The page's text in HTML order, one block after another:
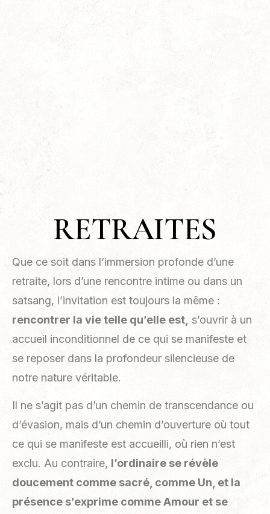
RETRAITES
Que ce soit dans l’immersion profonde d’une
retraite, lors d’une rencontre intime ou dans un
satsang, l’invitation est toujours la même :
rencontrer la vie telle qu’elle est, s’ouvrir à un
accueil inconditionnel de ce qui se manifeste et
se reposer dans la profondeur silencieuse de
notre nature véritable.
Il ne s’agit pas d’un chemin de transcendance ou
d’évasion, mais d’un chemin d’ouverture où tout
ce qui se manifeste est accueilli, où rien n’est
exclu. Au contraire, l’ordinaire se révèle
doucement comme sacré, comme Un, et la
présence s’exprime comme Amour et se